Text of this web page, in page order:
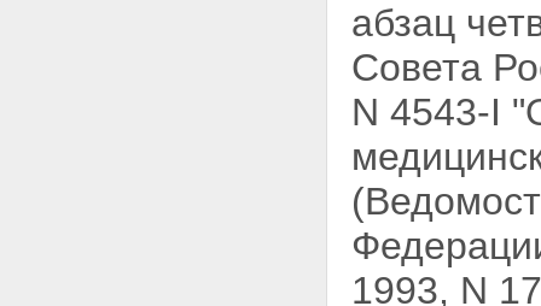
абзац
Совета
N 4543-I
1993, N